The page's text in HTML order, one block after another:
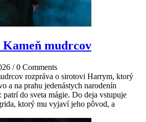
mudrcov
/0 Comments
rozpráva o sirotovi Harrym, ktorý
a na prahu jedenástych narodenín
patrí do sveta mágie. Do deja vstupuje
ktorý mu vyjaví jeho pôvod, a